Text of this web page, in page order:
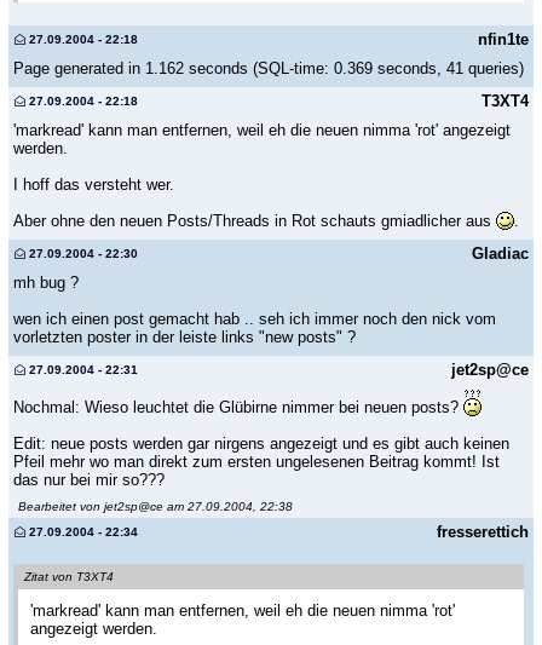
nfin1te
27.09.2004 - 22:18
Page generated in 1.162 seconds (SQL-time: 0.369 seconds, 41 queries)
T3XT4
27.09.2004 - 22:18
'markread' kann man entfernen, weil eh die neuen nimma 'rot' angezeigt
werden.
I hoff das versteht wer.
Aber ohne den neuen Posts/Threads in Rot schauts gmiadlicher aus
Gladiac
27.09.2004 - 22:30
mh bug ?
wen ich einen post gemacht hab .. seh ich immer noch den nick vom
vorletzten poster in der leiste links "new posts" ?
jet2sp@ce
27.09.2004 - 22:31
Nochmal: Wieso leuchtet die Glübirne nimmer bei neuen posts?
Edit: neue posts werden gar nirgens angezeigt und es gibt auch keinen
Pfeil mehr wo man direkt zum ersten ungelesenen Beitrag kommt! Ist
das nur bei mir so???
Bearbeitet von jet2sp@ce am 27.09.2004, 22:38
fresserettich
27.09.2004 - 22:34
Zitat von T3XT4
'markread' kann man entfernen, weil eh die neuen nimma 'rot'
angezeigt werden.